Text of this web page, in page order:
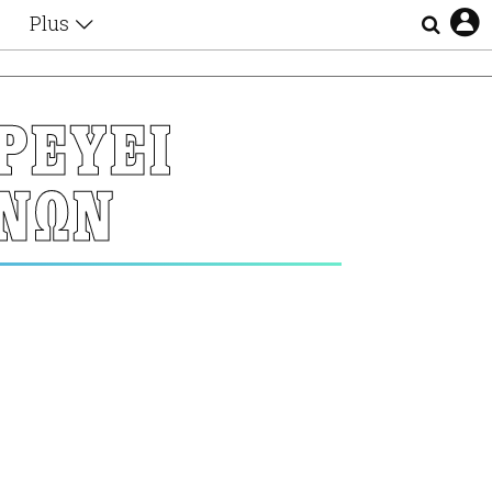
Plus
Αφιερώματα
Ζώδια
Εξομολογήσεις
Blogs
Οι Αθηναίοι
Απώλειες